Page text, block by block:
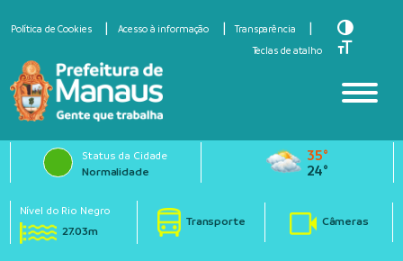
Política de Cookies Acesso à informação
Transparência
Teclas de atalho
Toggle
Toggle
Status da Cidade
Normalidade
35°
24°
Nível do Rio Negro
27.03m
Transporte Câmeras